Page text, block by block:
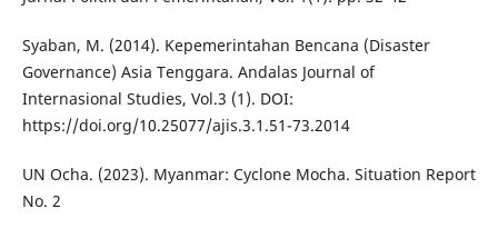
Syaban, M. (2014). Kepemerintahan Bencana (Disaster
Governance) Asia Tenggara. Andalas Journal of
Internasional Studies, Vol.3 (1). DOI:
https://doi.org/10.25077/ajis.3.1.51-73.2014
UN Ocha. (2023). Myanmar: Cyclone Mocha. Situation Report
No. 2